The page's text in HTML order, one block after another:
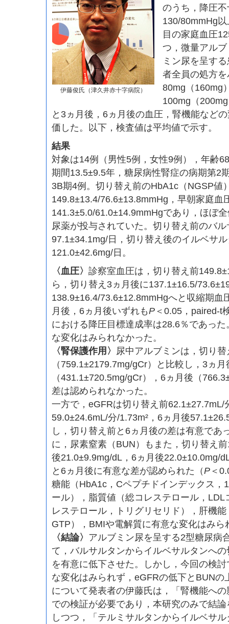
伊藤俊氏（津久井赤十字病院）
のうち，降圧
130/80mmHg
目の家庭血圧
つ，微量アル
ミン尿を呈す
者全員の処方
80mg（160mg
100mg（
と3ヵ月後，6ヵ月後の血圧，腎機能など
価した。以下，検査値は平均値で示す。
結果
対象は14例（男性5例，女性9例），年齢
期間13.5±9.5年，糖尿病性腎症の病期第2
3B期4例。切り替え前のHbA1c（NGSP値
149.8±13.4/76.6±13.8mmHg，早朝家庭血
141.3±5.0/61.0±14.9mmHgであり，ほぼ
尿薬が投与されていた。切り替え前のバ
97.1±34.1mg/日，切り替え後のイルベサ
121.0±42.6mg/日。
〈血圧〉 診察室血圧は，切り替え前
ら，切り替え3ヵ月後に137.1±16.5/
138.9±16.4/73.6±12.8mmHgへと収縮期血
月後，6ヵ月後いずれもP＜0.05，paired-t
における降圧目標達成率は28.6％であっ
な変化はみられなかった。
〈腎保護作用〉 尿中アルブミンは，切り替
（759.1±2179.7mg/gCr）と比較し，3ヵ月
（431.1±720.5mg/gCr），6ヵ月後（
差は認められなかった。
一方で，eGFRは切り替え前62.1±27.7mL/
59.0±24.6mL/分/1.73m²，6ヵ月後
し，切り替え前と6ヵ月後の差は有意であ
に，尿素窒素（BUN）もまた，切り替え
後21.0±9.9mg/dL，6ヵ月後22.0±10.0mg/
と6ヵ月後に有意な差が認められた（P＜
糖能（HbA1c，Cペプチドインデックス，
ール），脂質値（総コレステロール，
レステロール，トリグリセリド），肝機
GTP），BMIや電解質に有意な変化はみら
〈結論〉 アルブミン尿を呈する2型糖尿病
て，バルサルタンからイルベサルタンへ
を有意に低下させた。しかし，今回の検
な変化はみられず，eGFRの低下とBUNの
について発表者の伊藤氏は，「腎機能へ
での検証が必要であり，本研究のみで結
しつつ，「テルミサルタンからイルベサ